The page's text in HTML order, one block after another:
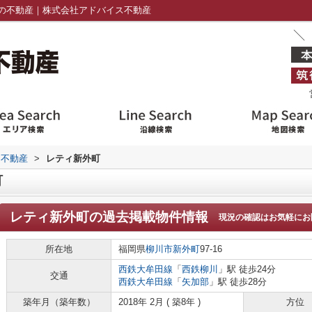
不動産｜株式会社アドバイス不動産
動産 > レティ新外町
レティ新外町の過去掲載物件情報 現況の確認はお気軽に
所在地 福岡県柳川市新外町97-16
交通
西鉄大牟田線 「 西鉄柳川 」駅 徒歩24分
西鉄大牟田線 「 矢加部 」駅 徒歩28分
築年月（築年数）
2018年 2月 ( 築8年 ) 方位